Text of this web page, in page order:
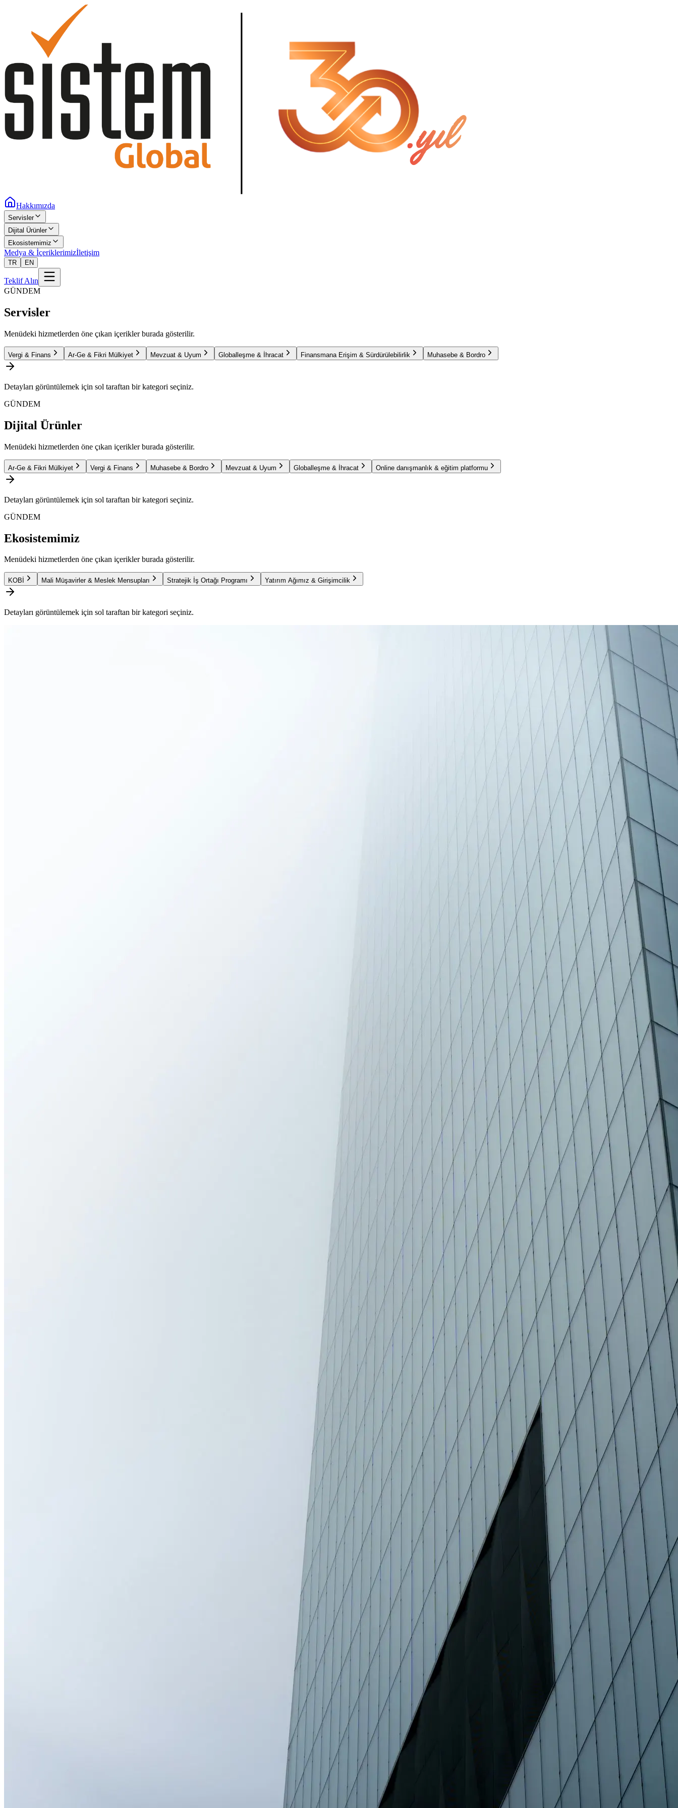
Hakkımızda
Servisler
Dijital Ürünler
Ekosistemimiz
Medya & İçeriklerimizİletişim
TR EN
Teklif Alın
GÜNDEM
Servisler
Menüdeki hizmetlerden öne çıkan içerikler burada gösterilir.
Vergi & Finans Ar-Ge & Fikri Mülkiyet Mevzuat & Uyum Globalleşme & İhracat Finansmana Erişim & Sürdürülebilirlik Muhasebe & Bordro
Detayları görüntülemek için sol taraftan bir kategori seçiniz.
GÜNDEM
Dijital Ürünler
Menüdeki hizmetlerden öne çıkan içerikler burada gösterilir.
Ar-Ge & Fikri Mülkiyet Vergi & Finans Muhasebe & Bordro Mevzuat & Uyum Globalleşme & İhracat Online danışmanlık & eğitim platformu
Detayları görüntülemek için sol taraftan bir kategori seçiniz.
GÜNDEM
Ekosistemimiz
Menüdeki hizmetlerden öne çıkan içerikler burada gösterilir.
KOBİ Mali Müşavirler & Meslek Mensupları Stratejik İş Ortağı Programı Yatırım Ağımız & Girişimcilik
Detayları görüntülemek için sol taraftan bir kategori seçiniz.